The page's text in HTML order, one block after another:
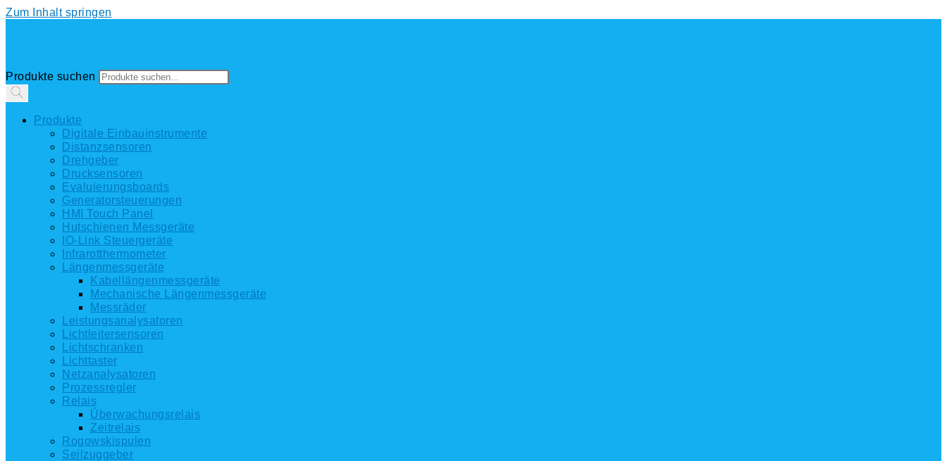
Zum Inhalt springen
Produkte suchen
Produkte
Digitale Einbauinstrumente
Distanzsensoren
Drehgeber
Drucksensoren
Evaluierungsboards
Generatorsteuerungen
HMI Touch Panel
Hutschienen Messgeräte
IO-Link Steuergeräte
Infrarotthermometer
Längenmessgeräte
Kabellängenmessgeräte
Mechanische Längenmessgeräte
Messräder
Leistungsanalysatoren
Lichtleitersensoren
Lichtschranken
Lichttaster
Netzanalysatoren
Prozessregler
Relais
Überwachungsrelais
Zeitrelais
Rogowskispulen
Seilzuggeber